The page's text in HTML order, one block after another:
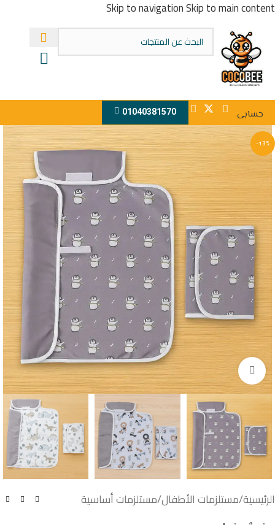
Skip to navigationSkip to main content
حسابى 01040381570
-13%
اضغط للتكبير
الرئيسية/مستلزمات الأطفال/مستلزمات أساسية